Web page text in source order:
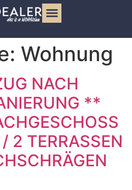
Wohnung
NACH
**
2 TERRASSEN